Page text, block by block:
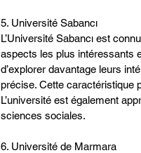
5. Université Sabancı
L’Université Sabancı est
aspects les plus intéressants
d’explorer davantage leurs
précise. Cette caractéristique
L’université est également
sciences sociales.
6. Université de Marmara